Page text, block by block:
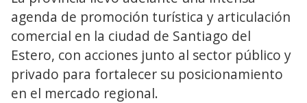
agenda de promoción turística y articulación
comercial en la ciudad de Santiago del
Estero, con acciones junto al sector público y
privado para fortalecer su posicionamiento
en el mercado regional.